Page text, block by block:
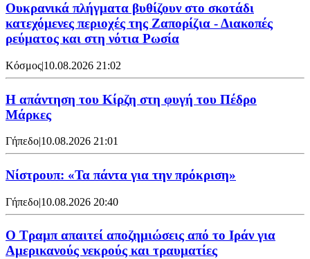
Ουκρανικά πλήγματα βυθίζουν στο σκοτάδι
κατεχόμενες περιοχές της Ζαπορίζια - Διακοπές
ρεύματος και στη νότια Ρωσία
Κόσμος|10.08.2026 21:02
Η απάντηση του Κίρζη στη φυγή του Πέδρο
Μάρκες
Γήπεδο|10.08.2026 21:01
Νίστρουπ: «Τα πάντα για την πρόκριση»
Γήπεδο|10.08.2026 20:40
Ο Τραμπ απαιτεί αποζημιώσεις από το Ιράν για
Αμερικανούς νεκρούς και τραυματίες